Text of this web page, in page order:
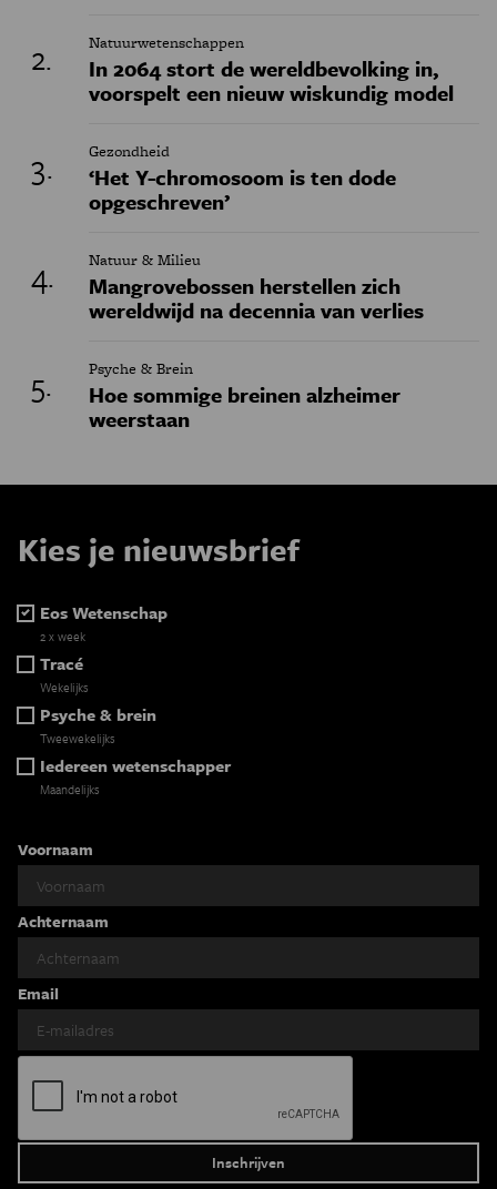
Natuurwetenschappen
In 2064 stort de wereldbevolking in,
voorspelt een nieuw wiskundig model
Gezondheid
‘Het Y-chromosoom is ten dode
opgeschreven’
Natuur & Milieu
Mangrovebossen herstellen zich
wereldwijd na decennia van verlies
Psyche & Brein
Hoe sommige breinen alzheimer
weerstaan
Kies je nieuwsbrief
Eos Wetenschap
2 x week
Tracé
Wekelijks
Psyche & brein
Tweewekelijks
Iedereen wetenschapper
Maandelijks
Voornaam
Achternaam
Email